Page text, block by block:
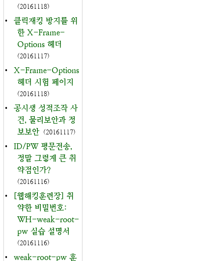
(20161118)
•
클릭재킹 방지를 위
한 X-Frame-
Options 헤더
(20161117)
•
X-Frame-Options
헤더 시험 페이지
(20161118)
•
공시생 성적조작 사
건, 물리보안과 정
보보안 (20161117)
•
ID/PW 평문전송,
정말 그렇게 큰 취
약점인가?
(20161116)
•
[웹해킹훈련장] 취
약한 비밀번호:
WH-weak-root-
pw 실습 설명서
(20161116)
• weak-root-pw 훈